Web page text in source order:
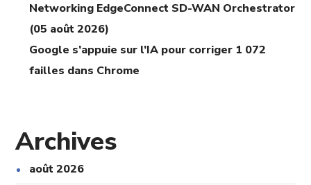
Networking EdgeConnect SD-WAN Orchestrator
(05 août 2026)
Google s’appuie sur l’IA pour corriger 1 072
failles dans Chrome
Archives
août 2026